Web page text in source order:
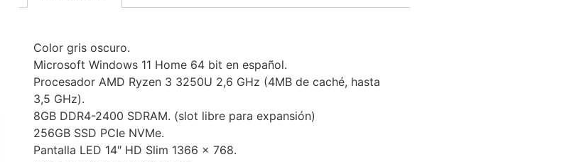
Color gris oscuro.
Microsoft Windows 11 Home 64 bit en español.
Procesador AMD Ryzen 3 3250U 2,6 GHz (4MB de caché, hasta
3,5 GHz).
8GB DDR4-2400 SDRAM. (slot libre para expansión)
256GB SSD PCIe NVMe.
Pantalla LED 14″ HD Slim 1366 x 768.